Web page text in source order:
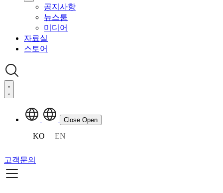
공지사항
뉴스룸
미디어
자료실
스토어
Close Open
KO EN
고객문의